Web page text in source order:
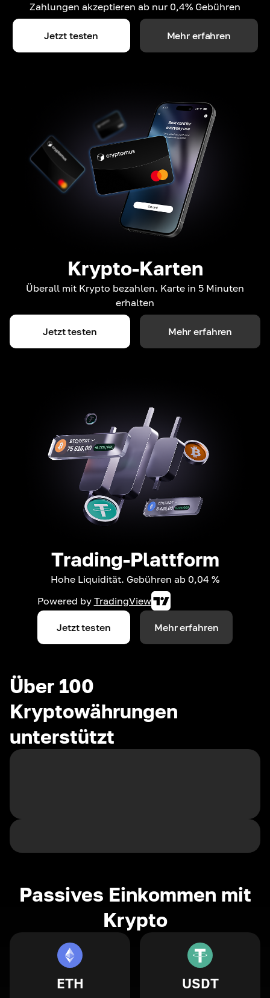
Zahlungen akzeptieren ab nur 0,4% Gebühren
Jetzt testen Mehr erfahren
Krypto-Karten
Überall mit Krypto bezahlen. Karte in 5 Minuten
erhalten
Jetzt testen Mehr erfahren
Trading-Plattform
Hohe Liquidität. Gebühren ab 0,04 %
Powered by TradingView
Jetzt testen Mehr erfahren
Über 100
Kryptowährungen
unterstützt
Passives Einkommen mit
Krypto
ETH USDT